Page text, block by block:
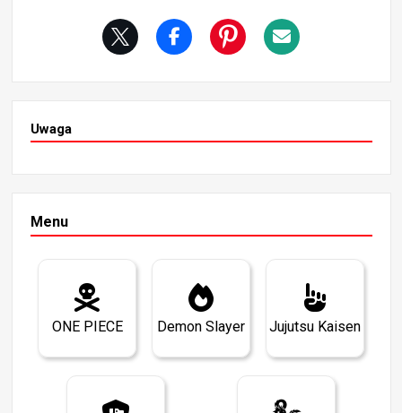
Uwaga
Menu
ONE PIECE Demon Slayer Jujutsu Kaisen